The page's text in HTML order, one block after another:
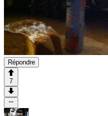
Répondre
7